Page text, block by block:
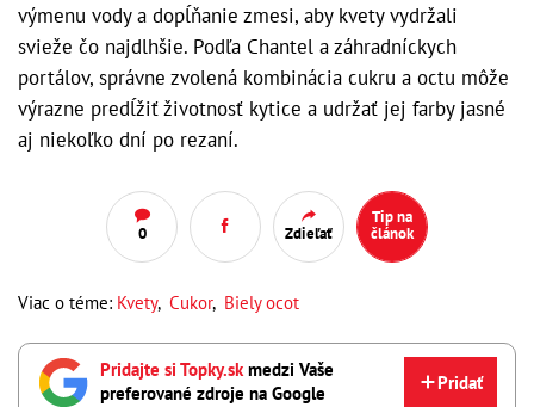
výmenu vody a dopĺňanie zmesi, aby kvety vydržali
svieže čo najdlhšie. Podľa Chantel a záhradníckych
portálov, správne zvolená kombinácia cukru a octu môže
výrazne predĺžiť životnosť kytice a udržať jej farby jasné
aj niekoľko dní po rezaní.
0 Zdieľať
Tip na
článok
Viac o téme: Kvety, Cukor, Biely ocot
Pridajte si Topky.skmedzi Vaše
preferované zdroje na Google
Pridať